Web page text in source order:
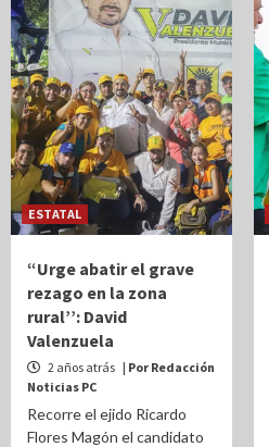
ESTATAL
“Urge abatir el grave
rezago en la zona
rural’’: David
Valenzuela
2 años atrás | Por Redacción
Noticias PC
Recorre el ejido Ricardo
Flores Magón el candidato